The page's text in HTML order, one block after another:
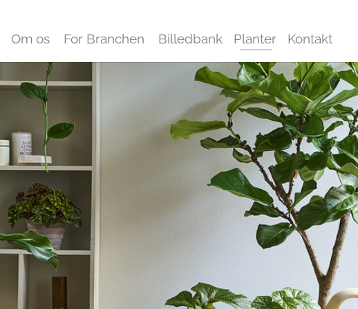
Om os For Branchen Billedbank Planter Kontakt